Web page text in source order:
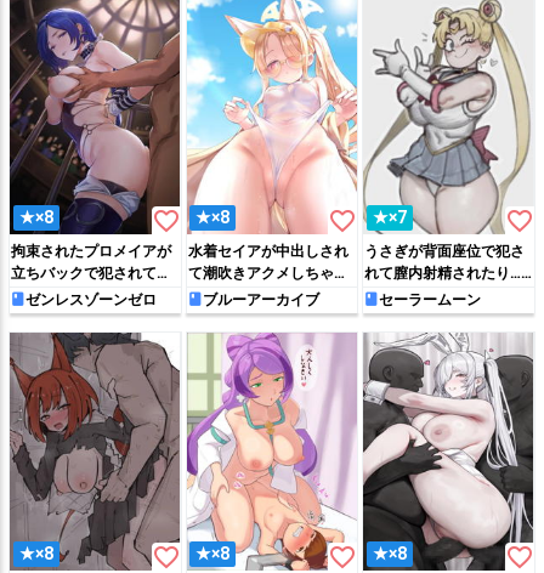
★×8 favorite_border
拘束されたプロメイアが
立ちバックで犯されて気
持ちよくなっちゃう!!
ゼンレスゾーンゼロ
★×8 favorite_border
水着セイアが中出しされ
て潮吹きアクメしちゃう
♡ブルーアーカイブ
★×7 favorite_border
うさぎが背面座位で犯さ
れて膣内射精されたり…
♡セーラームーン
★×8 favorite_border ★×8 favorite_border ★×8 favorite_border